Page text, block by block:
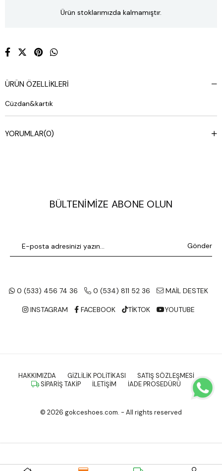
Ürün stoklarımızda kalmamıştır.
ÜRÜN ÖZELLIKLERI
Cüzdan&kartık
YORUMLAR(0)
BÜLTENIMIZE ABONE OLUN
Gönder
0 (533) 456 74 36 0 (534) 811 52 36 MAİL DESTEK
INSTAGRAM FACEBOOK TİKTOK YOUTUBE
HAKKIMIZDA GIZLILIK POLITIKASI
SATIŞ SÖZLEŞMESI
SIPARIŞ TAKIP
İLETIŞIM İADE PROSEDÜRÜ
© 2026 gokceshoes.com. - All rights reserved